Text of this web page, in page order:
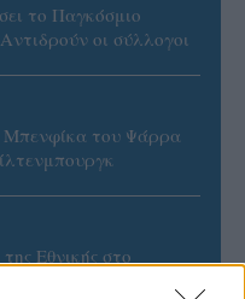
το Παγκόσμιο
οι σύλλογοι
Μπενφίκα του Ψάρρα
Εθνικής στο